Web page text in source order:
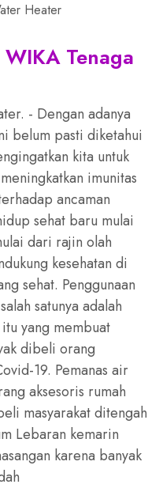
Heater
Tenaga
- Dengan adanya
belum pasti diketahui
kita untuk
imunitas
ancaman
sehat baru mulai
dari rajin olah
kesehatan di
sehat. Penggunaan
satunya adalah
yang membuat
dibeli orang
19. Pemanas air
aksesoris rumah
masyarakat ditengah
Lebaran kemarin
karena banyak